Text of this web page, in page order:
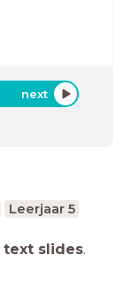
next
Leerjaar 5
text slides.